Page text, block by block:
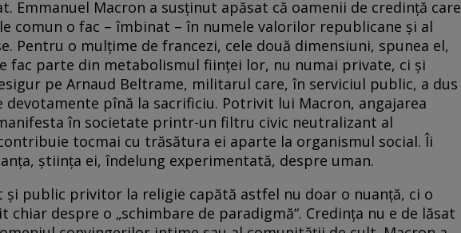
Emmanuel Macron a susţinut apăsat că oamenii de credinţă care
comun o fac – îmbinat – în numele valorilor republicane şi al
Pentru o mulţime de francezi, cele două dimensiuni, spunea el,
fac parte din metabolismul fiinţei lor, nu numai private, ci şi
pe Arnaud Beltrame, militarul care, în serviciul public, a dus
devotamente pînă la sacrificiu. Potrivit lui Macron, angajarea
în societate printr-un filtru civic neutralizant al
tocmai cu trăsătura ei aparte la organismul social. Îi
ştiinţa ei, îndelung experimentată, despre uman.
public privitor la religie capătă astfel nu doar o nuanţă, ci o
chiar despre o „schimbare de paradigmă“. Credinţa nu e de lăsat